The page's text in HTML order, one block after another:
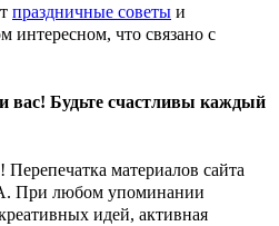
праздничные советы и
интересном, что связано с
Будьте счастливы каждый
материалов сайта
любом упоминании
идей, активная